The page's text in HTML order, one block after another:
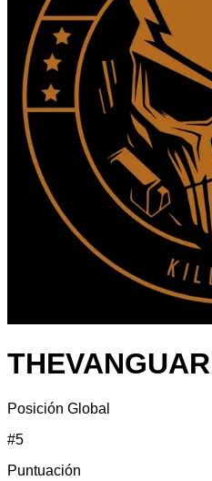
Posición Global
#5
Puntuación